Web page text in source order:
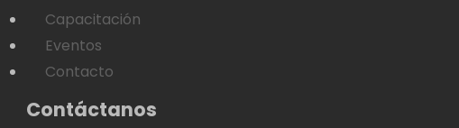
Capacitación
Eventos
Contacto
Contáctanos